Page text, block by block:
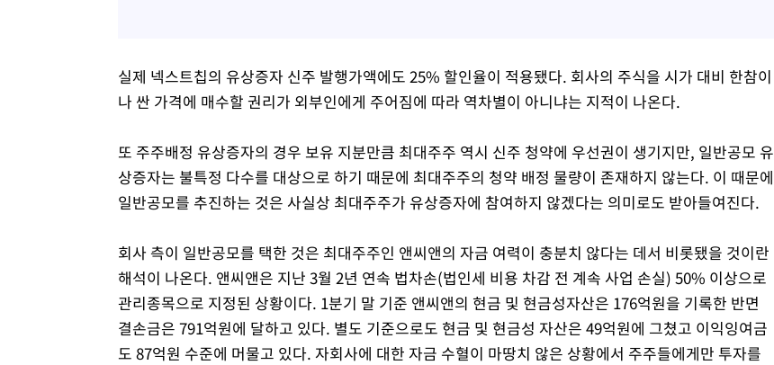
실제 넥스트칩의 유상증자 신주 발행가액에도 25% 할인율이 적용됐다. 회사의 주식을 시가 대비 한참이
나 싼 가격에 매수할 권리가 외부인에게 주어짐에 따라 역차별이 아니냐는 지적이 나온다.
또 주주배정 유상증자의 경우 보유 지분만큼 최대주주 역시 신주 청약에 우선권이 생기지만, 일반공모 유
상증자는 불특정 다수를 대상으로 하기 때문에 최대주주의 청약 배정 물량이 존재하지 않는다. 이 때문에
일반공모를 추진하는 것은 사실상 최대주주가 유상증자에 참여하지 않겠다는 의미로도 받아들여진다.
회사 측이 일반공모를 택한 것은 최대주주인 앤씨앤의 자금 여력이 충분치 않다는 데서 비롯됐을 것이란
해석이 나온다. 앤씨앤은 지난 3월 2년 연속 법차손(법인세 비용 차감 전 계속 사업 손실) 50% 이상으로
관리종목으로 지정된 상황이다. 1분기 말 기준 앤씨앤의 현금 및 현금성자산은 176억원을 기록한 반면
결손금은 791억원에 달하고 있다. 별도 기준으로도 현금 및 현금성 자산은 49억원에 그쳤고 이익잉여금
도 87억원 수준에 머물고 있다. 자회사에 대한 자금 수혈이 마땅치 않은 상황에서 주주들에게만 투자를